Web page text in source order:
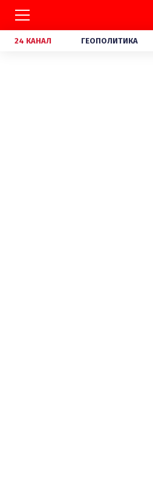
24 КАНАЛ ГЕОПОЛИТИКА